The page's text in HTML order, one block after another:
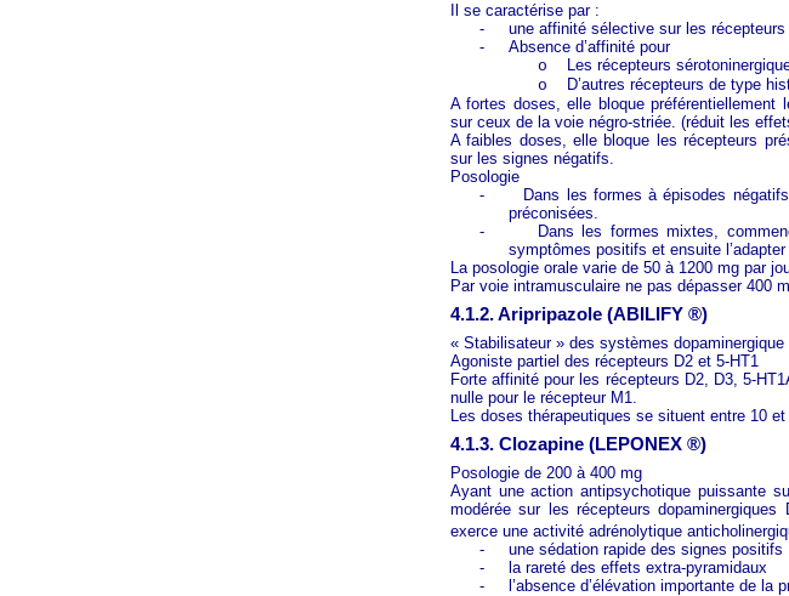
Il se caractérise par :
-
une affinité sélective sur les
-
Absence d’affinité pour
o
Les récepteurs
o
D’autres récepteurs de type
A fortes doses, elle bloque
sur ceux de la voie négro-striée. (réduit les
A faibles doses, elle bloque les récepteurs
sur les signes négatifs.
Posologie
-
Dans les formes à épisodes
préconisées.
-
Dans les formes mixtes,
symptômes positifs et ensuite
La posologie orale varie de 50 à 1200 mg par
Par voie intramusculaire ne pas dépasser 400
4.1.2. Aripripazole (ABILIFY ®)
« Stabilisateur » des systèmes dopaminergique
Agoniste partiel des récepteurs D2 et 5-HT1
Forte affinité pour les récepteurs D2, D3, 5-
nulle pour le récepteur M1.
Les doses thérapeutiques se situent entre 10
4.1.3. Clozapine (LEPONEX ®)
Posologie de 200 à 400 mg
Ayant une action antipsychotique puissante
modérée sur les récepteurs dopaminergiques
exerce une activité adrénolytique
-
une sédation rapide des signes positifs
-
la rareté des effets extra-pyramidaux
-
l’absence d’élévation importante de la